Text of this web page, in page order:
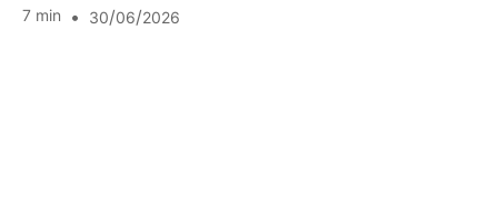
7 min • 30/06/2026